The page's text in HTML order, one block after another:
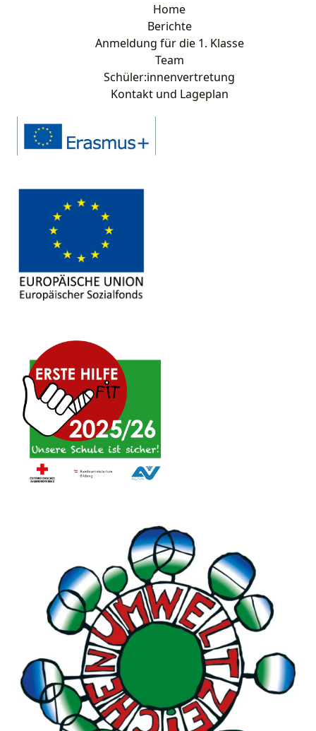
Home
Berichte
Anmeldung für die 1. Klasse
Team
Schüler:innenvertretung
Kontakt und Lageplan